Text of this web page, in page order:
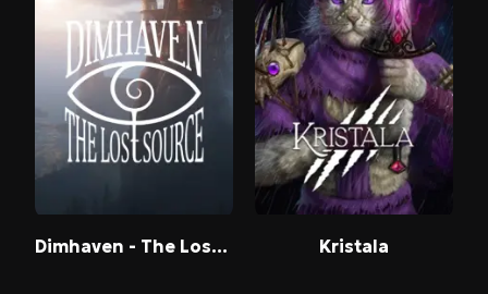
Dimhaven - The Lost Source Kristala